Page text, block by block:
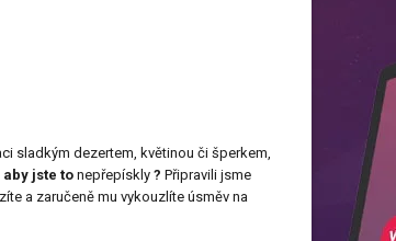
Magnetický rámeček s
Trička pro zamilované s
motivem, pár
SPZ s vlastním potiskem
sladkým dezertem, květinou či šperkem,
jste to nepřepískly ? Připravili jsme
a zaručeně mu vykouzlíte úsměv na